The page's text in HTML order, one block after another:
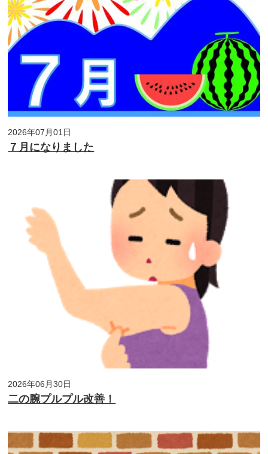
2026年07月01日
７月になりました
2026年06月30日
二の腕プルプル改善！